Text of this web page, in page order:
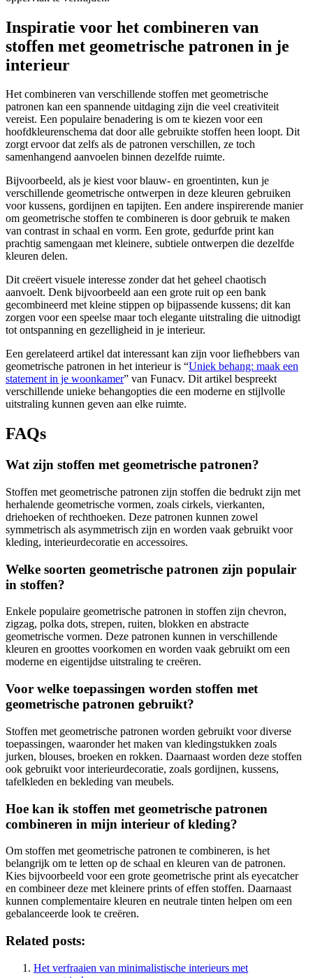
Inspiratie voor het combineren van
stoffen met geometrische patronen in je
interieur
Het combineren van verschillende stoffen met geometrische
patronen kan een spannende uitdaging zijn die veel creativiteit
vereist. Een populaire benadering is om te kiezen voor een
hoofdkleurenschema dat door alle gebruikte stoffen heen loopt. Dit
zorgt ervoor dat zelfs als de patronen verschillen, ze toch
samenhangend aanvoelen binnen dezelfde ruimte.
Bijvoorbeeld, als je kiest voor blauw- en groentinten, kun je
verschillende geometrische ontwerpen in deze kleuren gebruiken
voor kussens, gordijnen en tapijten. Een andere inspirerende manier
om geometrische stoffen te combineren is door gebruik te maken
van contrast in schaal en vorm. Een grote, gedurfde print kan
prachtig samengaan met kleinere, subtiele ontwerpen die dezelfde
kleuren delen.
Dit creëert visuele interesse zonder dat het geheel chaotisch
aanvoelt. Denk bijvoorbeeld aan een grote ruit op een bank
gecombineerd met kleine stippen op bijpassende kussens; dit kan
zorgen voor een speelse maar toch elegante uitstraling die uitnodigt
tot ontspanning en gezelligheid in je interieur.
Een gerelateerd artikel dat interessant kan zijn voor liefhebbers van
geometrische patronen in het interieur is “Uniek behang: maak een
statement in je woonkamer” van Funacv. Dit artikel bespreekt
verschillende unieke behangopties die een moderne en stijlvolle
uitstraling kunnen geven aan elke ruimte.
FAQs
Wat zijn stoffen met geometrische patronen?
Stoffen met geometrische patronen zijn stoffen die bedrukt zijn met
herhalende geometrische vormen, zoals cirkels, vierkanten,
driehoeken of rechthoeken. Deze patronen kunnen zowel
symmetrisch als asymmetrisch zijn en worden vaak gebruikt voor
kleding, interieurdecoratie en accessoires.
Welke soorten geometrische patronen zijn populair
in stoffen?
Enkele populaire geometrische patronen in stoffen zijn chevron,
zigzag, polka dots, strepen, ruiten, blokken en abstracte
geometrische vormen. Deze patronen kunnen in verschillende
kleuren en groottes voorkomen en worden vaak gebruikt om een
moderne en eigentijdse uitstraling te creëren.
Voor welke toepassingen worden stoffen met
geometrische patronen gebruikt?
Stoffen met geometrische patronen worden gebruikt voor diverse
toepassingen, waaronder het maken van kledingstukken zoals
jurken, blouses, broeken en rokken. Daarnaast worden deze stoffen
ook gebruikt voor interieurdecoratie, zoals gordijnen, kussens,
tafelkleden en bekleding van meubels.
Hoe kan ik stoffen met geometrische patronen
combineren in mijn interieur of kleding?
Om stoffen met geometrische patronen te combineren, is het
belangrijk om te letten op de schaal en kleuren van de patronen.
Kies bijvoorbeeld voor een grote geometrische print als eyecatcher
en combineer deze met kleinere prints of effen stoffen. Daarnaast
kunnen complementaire kleuren en neutrale tinten helpen om een
gebalanceerde look te creëren.
Related posts:
Het verfraaien van minimalistische interieurs met